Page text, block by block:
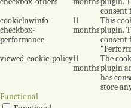
consent
cookielawinfo-
checkbox-
performance
11
months
This
plugin.
consent
viewed_cookie_policy11
months
The
plugin
has
store
Functional